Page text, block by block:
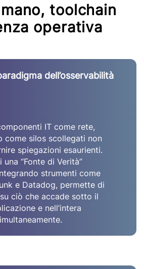
toolchain
operativa
dell’osservabilità
IT come rete,
come silos scollegati non
spiegazioni esaurienti.
una “Fonte di Verità”
strumenti come
e Datadog, permette di
ciò che accade sotto il
e nell’intera